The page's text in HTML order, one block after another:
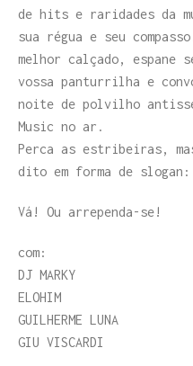
de hits e raridades da
sua régua e seu
melhor calçado, espane
vossa panturrilha e
noite de polvilho
Music no ar.
Perca as estribeiras,
dito em forma de slogan:
Vá! Ou arrependa-se!
com:
DJ MARKY
ELOHIM
GUILHERME LUNA
GIU VISCARDI